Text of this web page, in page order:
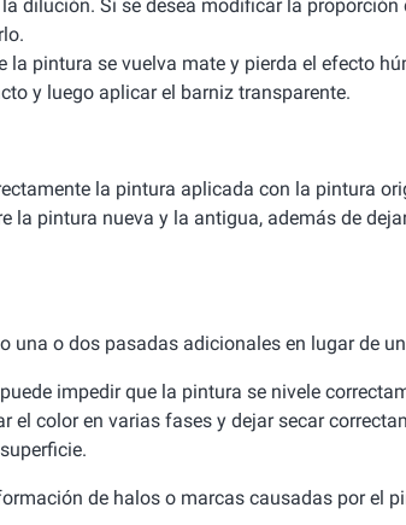
dilución. Si se desea modificar la proporción
la pintura se vuelva mate y pierda el efecto
y luego aplicar el barniz transparente.
la pintura aplicada con la pintura
la pintura nueva y la antigua, además de
una o dos pasadas adicionales en lugar de
impedir que la pintura se nivele
color en varias fases y dejar secar
de halos o marcas causadas por el